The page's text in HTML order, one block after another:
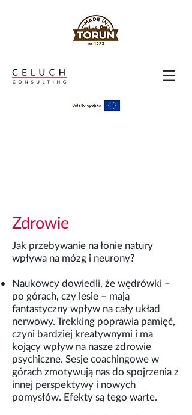
Zdrowie
Jak przebywanie na łonie natury
wpływa na mózg i neurony?
Naukowcy dowiedli, żewędrówki –
po górach, czy lesie – mają
fantastyczny wpływ na cały układ
nerwowy.Trekking poprawia pamięć,
czyni bardziej kreatywnymi i ma
kojący wpływ na nasze zdrowie
psychiczne. Sesje coachingowe w
górach zmotywują nas do spojrzenia z
innej perspektywy i nowych
pomysłów. Efekty są tego warte.